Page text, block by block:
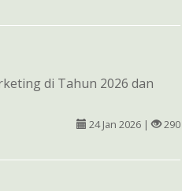
di Tahun 2026 dan
24 Jan 2026 | 290